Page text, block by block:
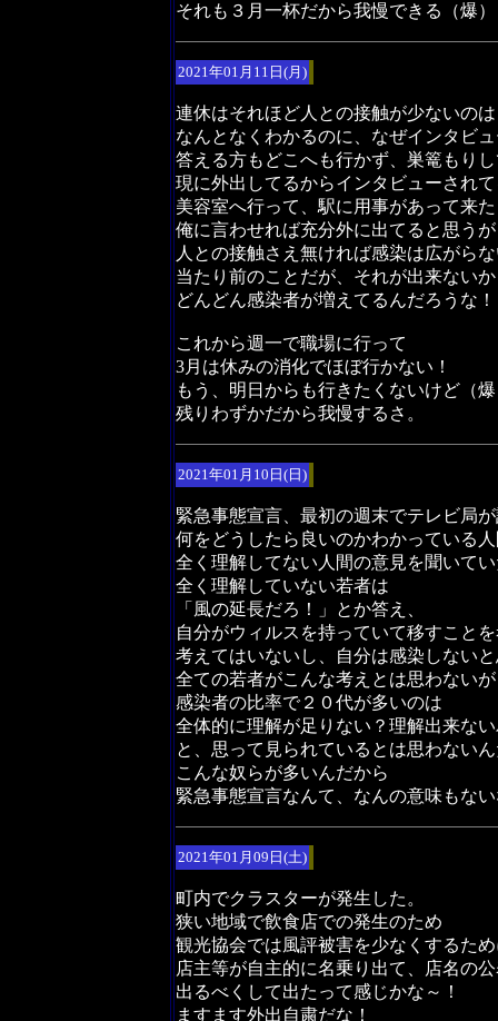
それも３月一杯だから我慢できる（爆）
2021年01月11日(月)
連休はそれほど人との接触が少ないのは
なんとなくわかるのに、なぜインタビ
答える方もどこへも行かず、巣篭もり
現に外出してるからインタビューされ
美容室へ行って、駅に用事があって来
俺に言わせれば充分外に出てると思う
人との接触さえ無ければ感染は広がら
当たり前のことだが、それが出来ない
どんどん感染者が増えてるんだろうな！
これから週一で職場に行って
3月は休みの消化でほぼ行かない！
もう、明日からも行きたくないけど（
残りわずかだから我慢するさ。
2021年01月10日(日)
緊急事態宣言、最初の週末でテレビ局
何をどうしたら良いのかわかっている
全く理解してない人間の意見を聞いて
全く理解していない若者は
「風の延長だろ！」とか答え、
自分がウィルスを持っていて移すこと
考えてはいないし、自分は感染しない
全ての若者がこんな考えとは思わないが
感染者の比率で２０代が多いのは
全体的に理解が足りない？理解出来な
と、思って見られているとは思わない
こんな奴らが多いんだから
緊急事態宣言なんて、なんの意味もな
2021年01月09日(土)
町内でクラスターが発生した。
狭い地域で飲食店での発生のため
観光協会では風評被害を少なくするた
店主等が自主的に名乗り出て、店名の
出るべくして出たって感じかな～！
ますます外出自粛だな！